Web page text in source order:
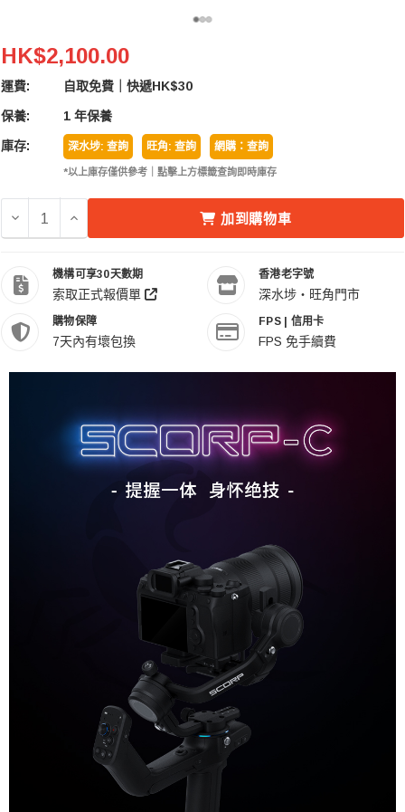
Feiyu Tech 飛宇 Scorp-C 相機穩定器
HK$2,100.00
運費: 自取免費｜快遞HK$30
保養: 1 年保養
庫存: 深水埗: 查詢 旺角: 查詢 網購：查詢
*以上庫存僅供參考｜點擊上方標籤查詢即時庫存
加到購物車
機構可享30天數期
索取正式報價單
香港老字號
深水埗・旺角門市
購物保障
7天內有壞包換
FPS | 信用卡
FPS 免手續費